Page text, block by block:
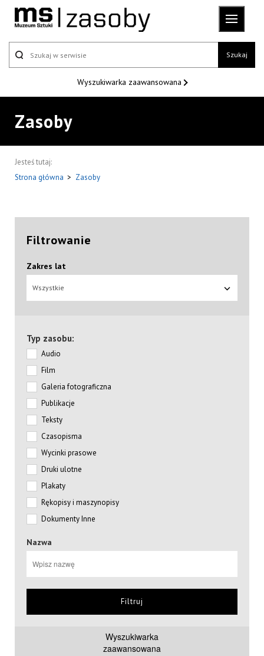
Szukaj
Wyszukiwarka zaawansowana
Zasoby
Jesteś tutaj:
Strona główna > Zasoby
Filtrowanie
Zakres lat
Wszystkie
Typ zasobu:
Audio
Film
Galeria fotograficzna
Publikacje
Teksty
Czasopisma
Wycinki prasowe
Druki ulotne
Plakaty
Rękopisy i maszynopisy
Dokumenty Inne
Nazwa
Filtruj
Wyszukiwarka
zaawansowana